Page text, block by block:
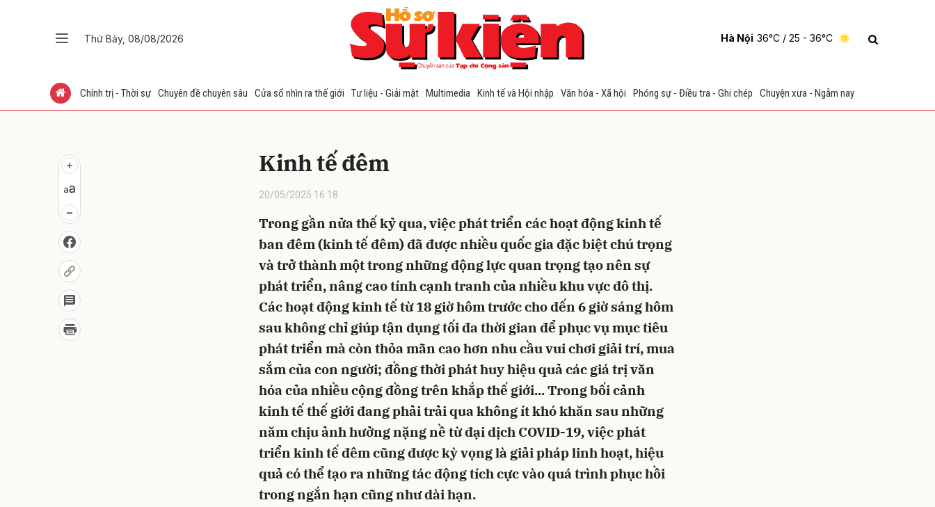
Thứ Bảy, 08/08/2026 Hà Nội 36°C / 25 - 36°C
Chính trị - Thời sự Chuyên đề chuyên sâu Cửa sổ nhìn ra thế giới Tư liệu - Giải mật Multimedia Kinh tế và Hội nhập Văn hóa - Xã hội Phóng sự - Điều tra - Ghi chép Chuyện xưa - Ngẫm nay
Kinh tế đêm
20/05/2025 16:18
Trong gần nửa thế kỷ qua, việc phát triển các hoạt động kinh tế
ban đêm (kinh tế đêm) đã được nhiều quốc gia đặc biệt chú trọng
và trở thành một trong những động lực quan trọng tạo nên sự
phát triển, nâng cao tính cạnh tranh của nhiều khu vực đô thị.
Các hoạt động kinh tế từ 18 giờ hôm trước cho đến 6 giờ sáng hôm
sau không chỉ giúp tận dụng tối đa thời gian để phục vụ mục tiêu
phát triển mà còn thỏa mãn cao hơn nhu cầu vui chơi giải trí, mua
sắm của con người; đồng thời phát huy hiệu quả các giá trị văn
hóa của nhiều cộng đồng trên khắp thế giới... Trong bối cảnh
kinh tế thế giới đang phải trải qua không ít khó khăn sau những
năm chịu ảnh hưởng nặng nề từ đại dịch COVID-19, việc phát
triển kinh tế đêm cũng được kỳ vọng là giải pháp linh hoạt, hiệu
quả có thể tạo ra những tác động tích cực vào quá trình phục hồi
trong ngắn hạn cũng như dài hạn.
Hủy Gửi